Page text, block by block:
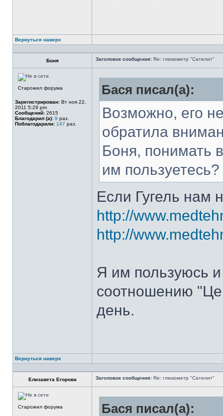
Вернуться наверх
Боня Заголовок сообщения: Re: глюкометр "Сателит"
Старожил форума
Зарегистрирован: Вт ноя 22,
2011 5:29 pm
Сообщений: 2615
Благодарил (а): 9 раз.
Поблагодарили: 147 раз.
Бася писал(а):
Возможно, его
обратила
Боня, понимать
им пользуетесь?
Если Гугель нам
http://
http://
Я им пользуюсь
соотношению
день.
Вернуться наверх
Елизавета Егорова Заголовок сообщения: Re: глюкометр "Сателит"
Старожил форума Бася писал(а):